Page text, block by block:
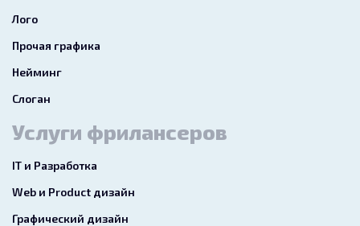
Лого
Прочая графика
Нейминг
Слоган
Услуги фрилансеров
IT и Разработка
Web и Product дизайн
Графический дизайн